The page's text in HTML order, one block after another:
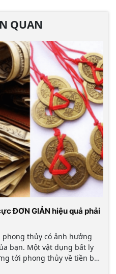
QUAN
ĐƠN GIẢN hiệu quả phải
thủy có ảnh hưởng
bạn. Một vật dụng bất ly
tới phong thủy về tiền bạc